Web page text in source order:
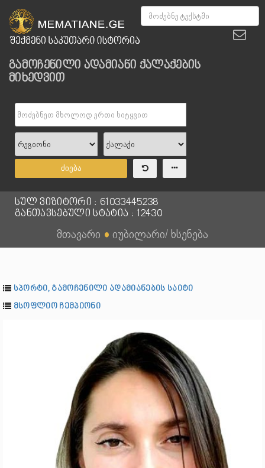
გამოჩენილი ადამიანი ქალაქების
მიხედვით
ძიება
სულ ვიზიტორი : 61033445238
განთავსებული სტატია : 12430
მთავარი ● იუბილარი/ ხსენება
სპორტი, გამოჩენილი ადამიანების საიტი
მსოფლიო ჩემპიონი